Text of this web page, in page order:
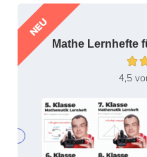
Mathe Lernhefte
4,5
NEU